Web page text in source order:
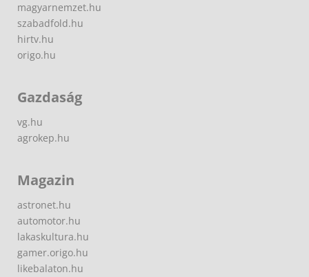
magyarnemzet.hu
szabadfold.hu
hirtv.hu
origo.hu
Gazdaság
vg.hu
agrokep.hu
Magazin
astronet.hu
automotor.hu
lakaskultura.hu
gamer.origo.hu
likebalaton.hu